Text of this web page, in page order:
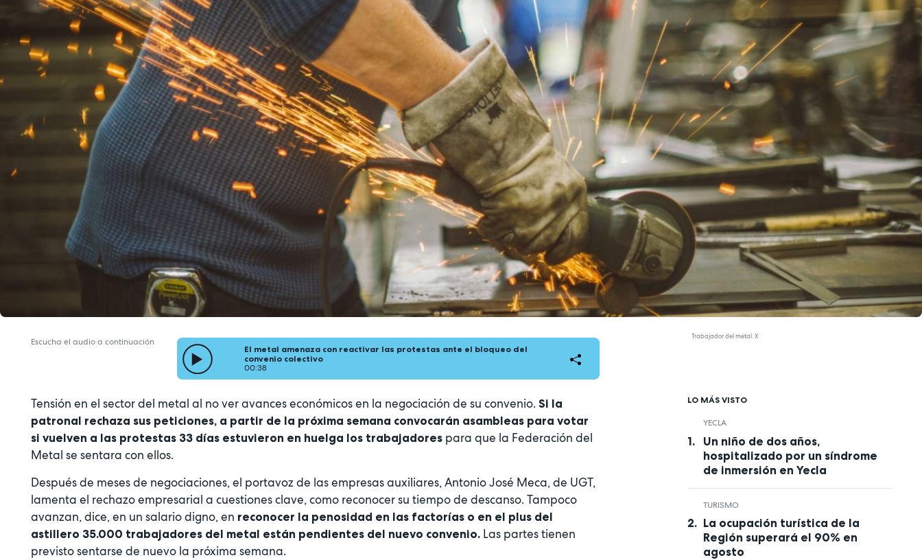
Trabajador del metal. X
Escucha el audio a continuación
El metal amenaza con reactivar las protestas ante el bloqueo del
convenio colectivo
00:38
Tensión en el sector del metal al no ver avances económicos en la negociación de su convenio. Si la
patronal rechaza sus peticiones, a partir de la próxima semana convocarán asambleas para votar
si vuelven a las protestas 33 días estuvieron en huelga los trabajadores para que la Federación del
Metal se sentara con ellos.
Después de meses de negociaciones, el portavoz de las empresas auxiliares, Antonio José Meca, de UGT,
lamenta el rechazo empresarial a cuestiones clave, como reconocer su tiempo de descanso. Tampoco
avanzan, dice, en un salario digno, en reconocer la penosidad en las factorías o en el plus del
astillero 35.000 trabajadores del metal están pendientes del nuevo convenio. Las partes tienen
previsto sentarse de nuevo la próxima semana.
LO MÁS VISTO
YECLA
Un niño de dos años,
hospitalizado por un síndrome
de inmersión en Yecla
TURISMO
La ocupación turística de la
Región superará el 90% en
agosto